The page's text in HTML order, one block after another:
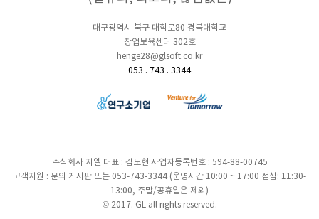
대구광역시 북구 대학로80 경북대학교
창업보육센터 302호
henge28@glsoft.co.kr
053 . 743 . 3344
주식회사 지엘 대표 : 김도현 사업자등록번호 : 594-88-00745
고객지원 : 문의 게시판 또는 053-743-3344 (운영시간 10:00 ~ 17:00 점심: 11:30-
13:00, 주말/공휴일은 제외)
© 2017. GL all rights reserved.